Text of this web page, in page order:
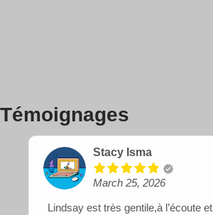
Témoignages
Stacy Isma
March 25, 2026
Lindsay est très gentile,à l’écoute et